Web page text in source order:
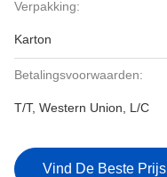
Verpakking:
Karton
Betalingsvoorwaarden:
T/T, Western Union, L/C
Vind De Beste Prijs